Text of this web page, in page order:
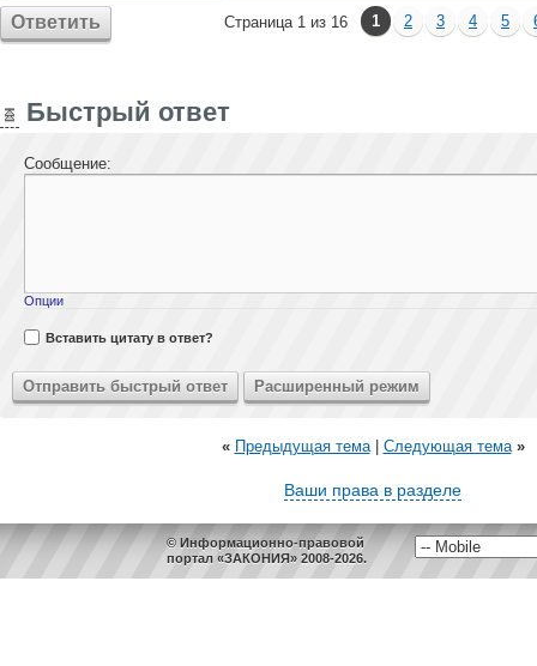
Ответить Страница 1 из 16 1 2 3 4 5
Быстрый ответ
Сообщение:
Опции
Вставить цитату в ответ?
« Предыдущая тема| Следующая тема »
Ваши права в разделе
© Информационно-правовой
портал «ЗАКОНИЯ» 2008-2026.